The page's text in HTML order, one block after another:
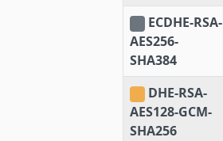
ECDHE-RSA-
AES256-
SHA384
DHE-RSA-
AES128-GCM-
SHA256